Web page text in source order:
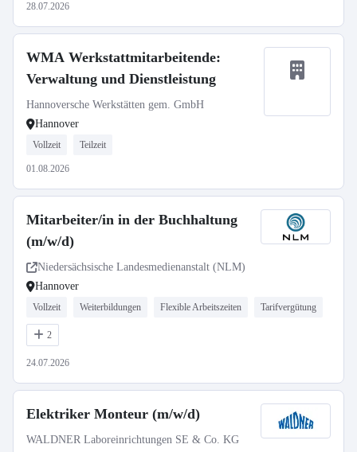
28.07.2026
WMA Werkstattmitarbeitende:
Verwaltung und Dienstleistung
Hannoversche Werkstätten gem. GmbH
Hannover
Vollzeit Teilzeit
01.08.2026
Mitarbeiter/in in der Buchhaltung
(m/w/d)
Niedersächsische Landesmedienanstalt (NLM)
Hannover
Vollzeit Weiterbildungen Flexible Arbeitszeiten Tarifvergütung
2
24.07.2026
Elektriker Monteur (m/w/d)
WALDNER Laboreinrichtungen SE & Co. KG